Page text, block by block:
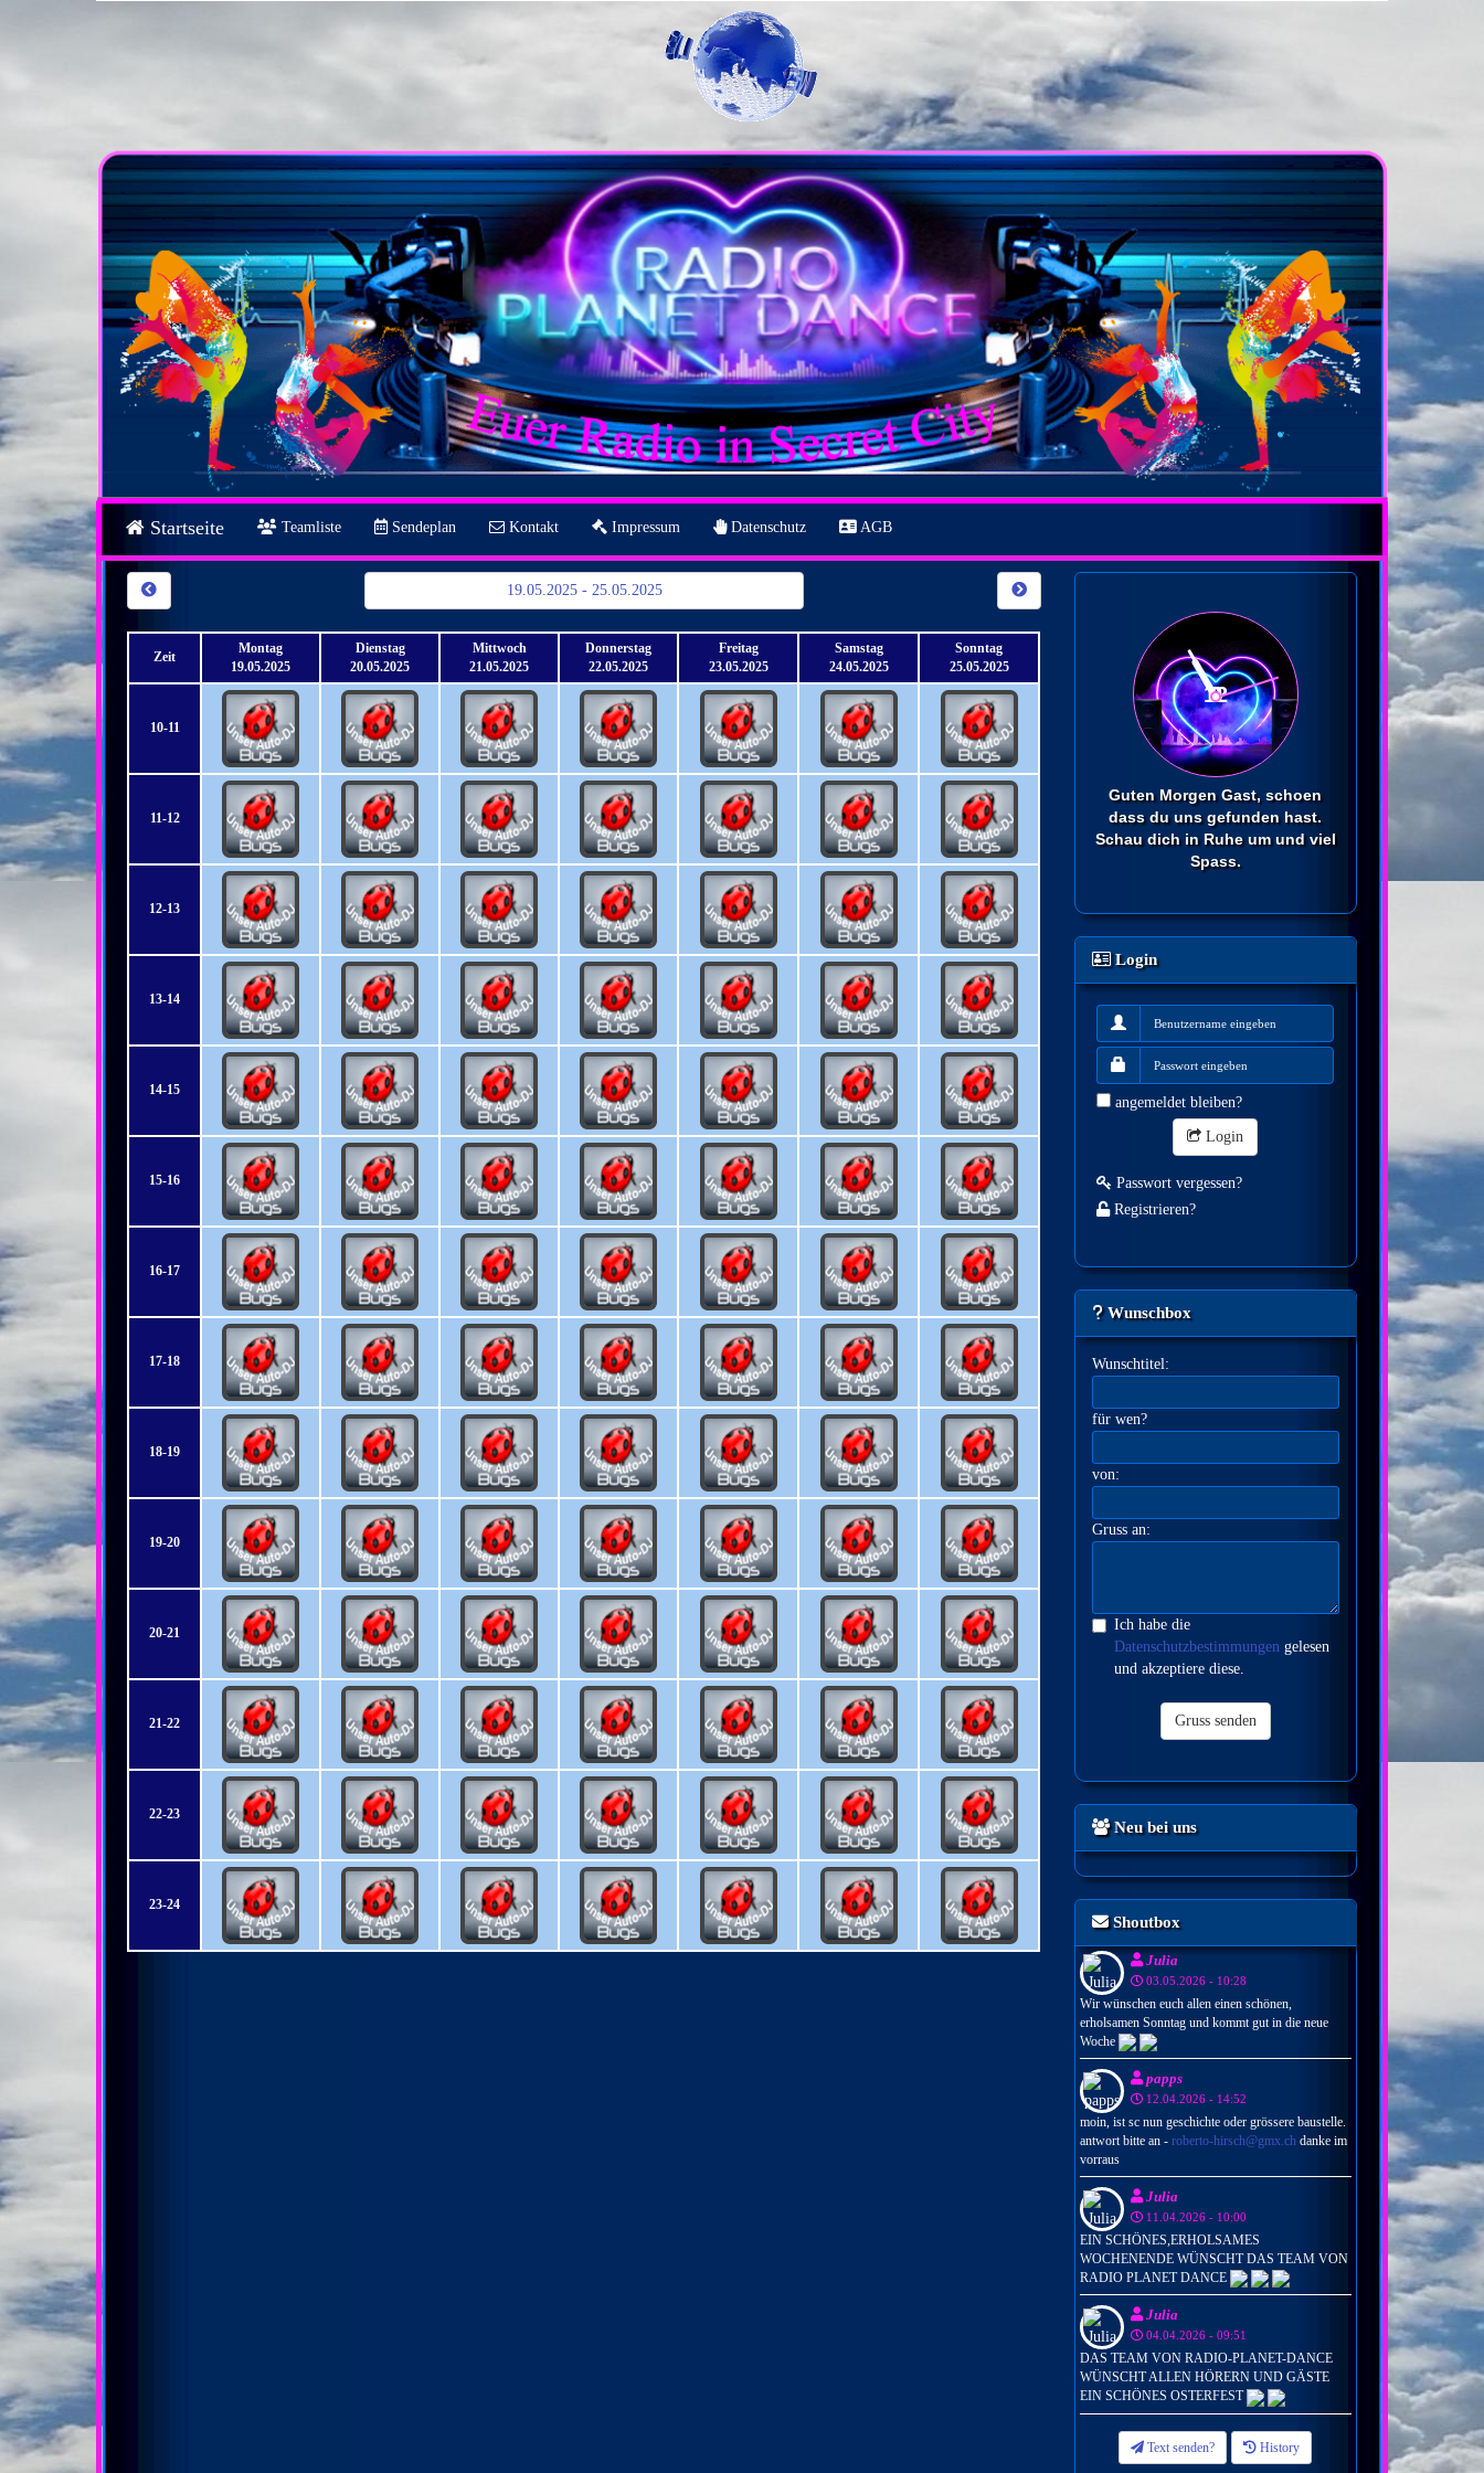
Startseite Teamliste Sendeplan Kontakt Impressum Datenschutz AGB
19.05.2025 - 25.05.2025
Zeit
Montag
19.05.2025
Dienstag
20.05.2025
Mittwoch
21.05.2025
Donnerstag
22.05.2025
Freitag
23.05.2025
Samstag
24.05.2025
Sonntag
25.05.2025
10-11
11-12
12-13
13-14
14-15
15-16
16-17
17-18
18-19
19-20
20-21
21-22
22-23
23-24
Guten Morgen Gast, schoen
dass du uns gefunden hast.
Schau dich in Ruhe um und viel
Spass.
Login
angemeldet bleiben?
Login
Passwort vergessen?
Registrieren?
Wunschbox
Wunschtitel:
für wen?
von:
Gruss an:
Ich habe die
Datenschutzbestimmungen gelesen
und akzeptiere diese.
Gruss senden
Neu bei uns
Shoutbox
Julia
03.05.2026 - 10:28
Wir wünschen euch allen einen schönen,
erholsamen Sonntag und kommt gut in die neue
Woche
papps
12.04.2026 - 14:52
moin, ist sc nun geschichte oder grössere baustelle.
antwort bitte an - roberto-hirsch@gmx.chdanke im
vorraus
Julia
11.04.2026 - 10:00
EIN SCHÖNES,ERHOLSAMES
WOCHENENDE WÜNSCHT DAS TEAM VON
RADIO PLANET DANCE
Julia
04.04.2026 - 09:51
DAS TEAM VON RADIO-PLANET-DANCE
WÜNSCHT ALLEN HÖRERN UND GÄSTE
EIN SCHÖNES OSTERFEST
Text senden? History